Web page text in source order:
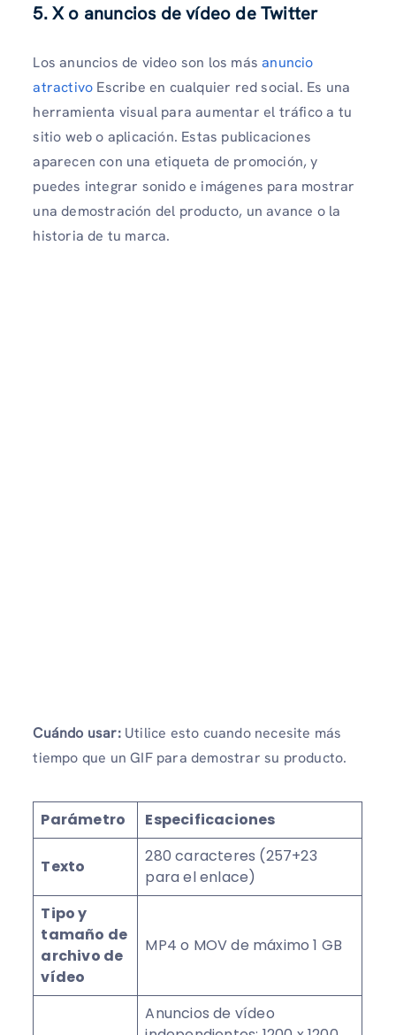
5. X o anuncios de vídeo de Twitter
Los anuncios de video son los másanuncio
atractivo Escribe en cualquier red social. Es una
herramienta visual para aumentar el tráfico a tu
sitio web o aplicación. Estas publicaciones
aparecen con una etiqueta de promoción, y
puedes integrar sonido e imágenes para mostrar
una demostración del producto, un avance o la
historia de tu marca.
Cuándo usar: Utilice esto cuando necesite más
tiempo que un GIF para demostrar su producto.
Parámetro Especificaciones
Texto
280 caracteres (257+23
para el enlace)
Tipo y
tamaño de
archivo de
vídeo
MP4 o MOV de máximo 1 GB
Anuncios de vídeo